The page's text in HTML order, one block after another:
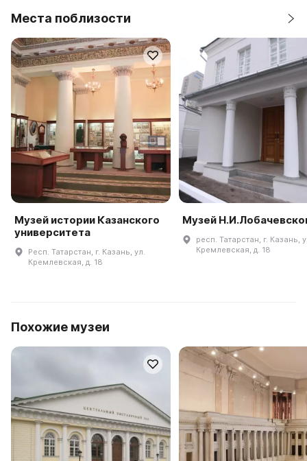
Места поблизости
Музей истории Казанского
университета
Респ. Татарстан, г. Казань, ул.
Кремлевская, д. 18
Музей
респ. Татарстан, г. Казань,
Кремлевская, д. 18
Похожие музеи